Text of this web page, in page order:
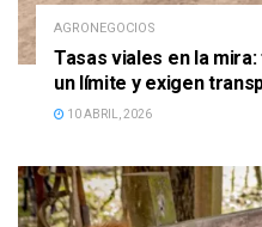
AGRONEGOCIOS
Tasas viales en la
un límite y exigen
10 ABRIL, 2026